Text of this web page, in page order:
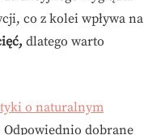
co z kolei wpływa na
dlatego warto
o naturalnym
Odpowiednio dobrane